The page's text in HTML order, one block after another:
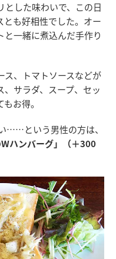
とした味わいで、この日
とも好相性でした。オー
と一緒に煮込んだ手作り
ス、トマトソースなどが
サラダ、スープ、セッ
お得。
……という男性の方は、
Wハンバーグ」（＋300